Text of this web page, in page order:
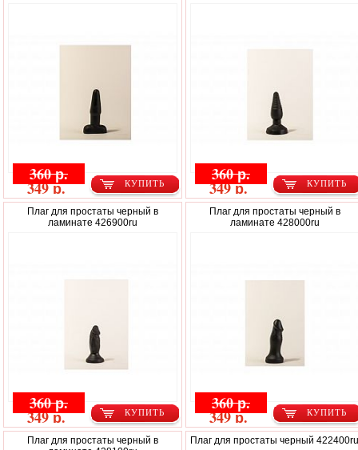
КУПИТЬ
360 р.
349 р. КУПИТЬ
360 р.
349 р.
Плаг для простаты черный в
ламинате 426900ru
КУПИТЬ
360 р.
349 р.
Плаг для простаты черный в
ламинате 428000ru
КУПИТЬ
360 р.
349 р.
Плаг для простаты черный в
Плаг для простаты черный